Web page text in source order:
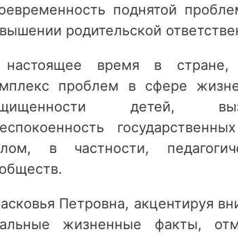
поднятой
родительской
время в стране,
проблем в сфере
детей,
в частности,
Петровна, акцентируя
жизненные факты,